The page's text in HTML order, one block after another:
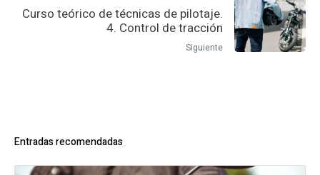
Curso teórico de técnicas de pilotaje.
4. Control de tracción
Siguiente
Entradas recomendadas